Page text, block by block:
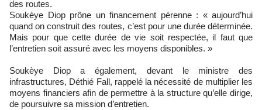
des routes.
Soukèye Diop prône un financement pérenne : « aujourd’hui
quand on construit des routes, c’est pour une durée déterminée.
Mais pour que cette durée de vie soit respectée, il faut que
l’entretien soit assuré avec les moyens disponibles. »
Soukèye Diop a également, devant le ministre des
infrastructures, Déthié Fall, rappelé la nécessité de multiplier les
moyens financiers afin de permettre à la structure qu’elle dirige,
de poursuivre sa mission d’entretien.